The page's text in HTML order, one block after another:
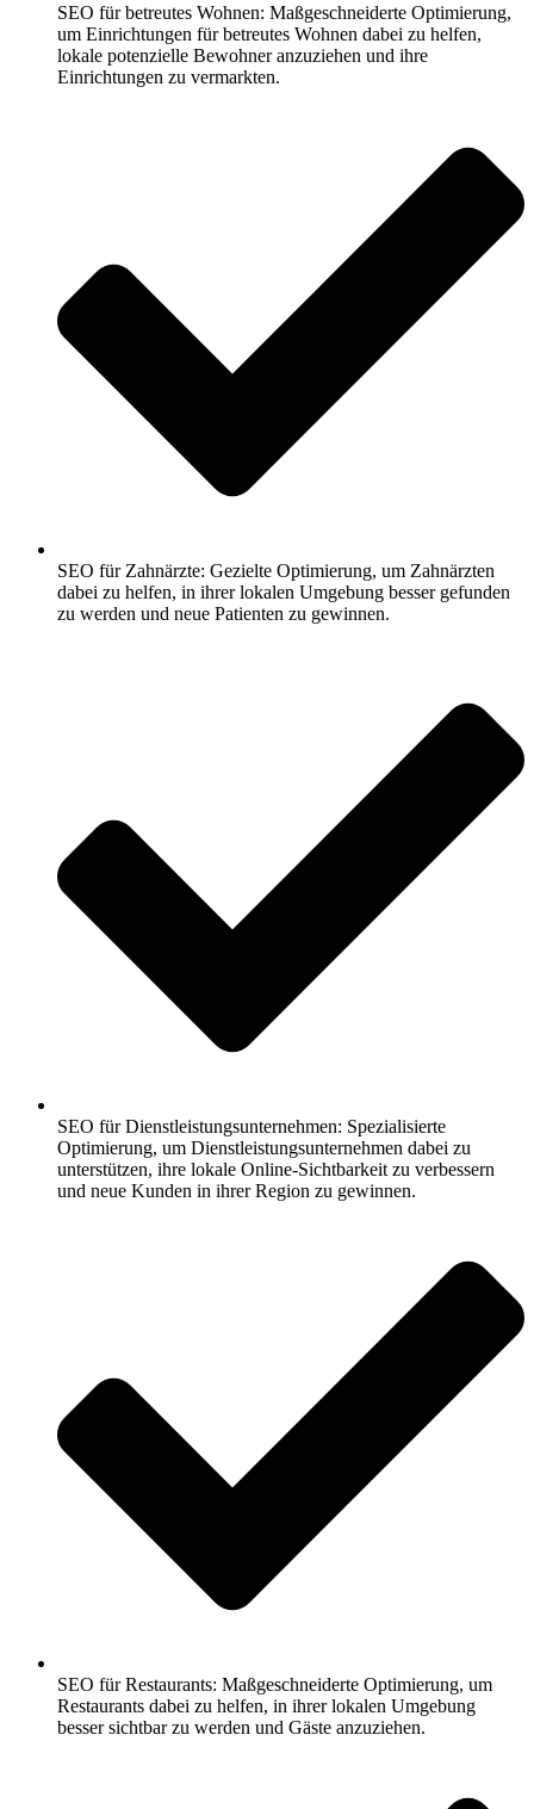
SEO für betreutes Wohnen: Maßgeschneiderte Optimierung,
um Einrichtungen für betreutes Wohnen dabei zu helfen,
lokale potenzielle Bewohner anzuziehen und ihre
Einrichtungen zu vermarkten.
SEO für Zahnärzte: Gezielte Optimierung, um Zahnärzten
dabei zu helfen, in ihrer lokalen Umgebung besser gefunden
zu werden und neue Patienten zu gewinnen.
SEO für Dienstleistungsunternehmen: Spezialisierte
Optimierung, um Dienstleistungsunternehmen dabei zu
unterstützen, ihre lokale Online-Sichtbarkeit zu verbessern
und neue Kunden in ihrer Region zu gewinnen.
SEO für Restaurants: Maßgeschneiderte Optimierung, um
Restaurants dabei zu helfen, in ihrer lokalen Umgebung
besser sichtbar zu werden und Gäste anzuziehen.